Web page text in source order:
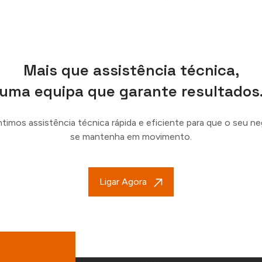
Mais que assistência técnica,
uma equipa que garante
assistência técnica rápida e eficiente para que o seu
se mantenha em movimento.
Ligar Agora